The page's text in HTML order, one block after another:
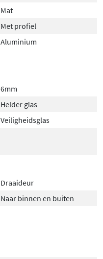
Mat
Met profiel
Aluminium
6mm
Helder glas
Veiligheidsglas
Draaideur
Naar binnen en buiten